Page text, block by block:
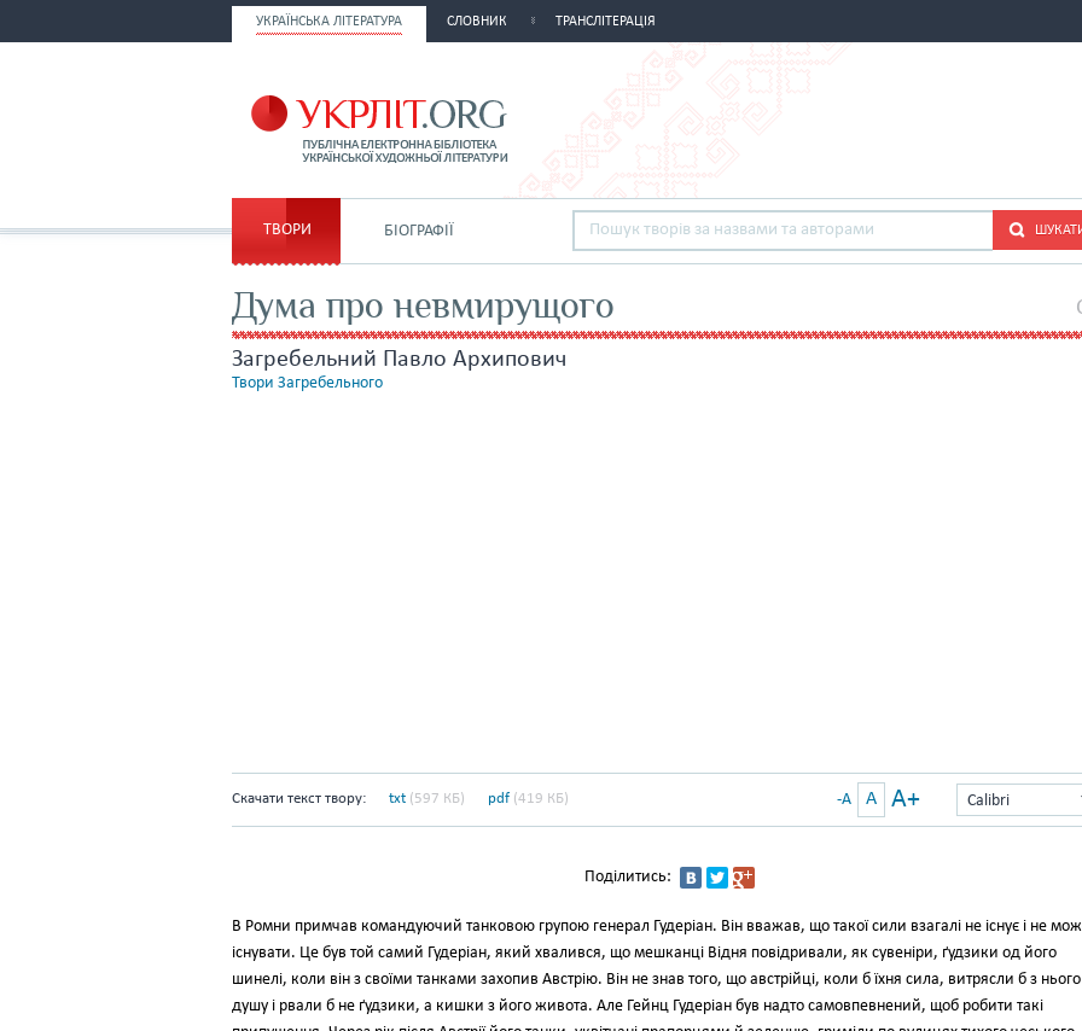
УКРАЇНСЬКА ЛІТЕРАТУРА СЛОВНИК ТРАНСЛІТЕРАЦІЯ
ТВОРИ БІОГРАФІЇ
Дума про невмирущого
Загребельний Павло Архипович
Твори Загребельного
Скачати текст твору: txt (597 КБ) pdf (419 КБ) Calibri
-A A A+
Поділитись:
В Ромни примчав командуючий танковою групою генерал Гудерiан. Вiн вважав, що такої сили взагалi не iснує i не
iснувати. Це був той самий Гудерiан, який хвалився, що мешканцi Вiдня повiдривали, як сувенiри, ґудзики од його
шинелi, коли вiн з своїми танками захопив Австрiю. Вiн не знав того, що австрiйцi, коли б їхня сила, витрясли б з нього
душу i рвали б не ґудзики, а кишки з його живота. Але Гейнц Гудерiан був надто самовпевнений, щоб робити такi